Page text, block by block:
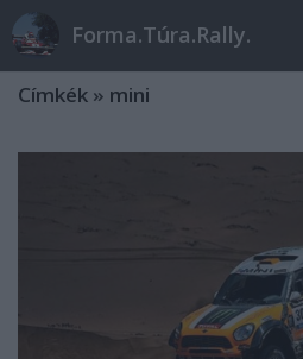
Forma.Túra.Rally.
Címkék » mini